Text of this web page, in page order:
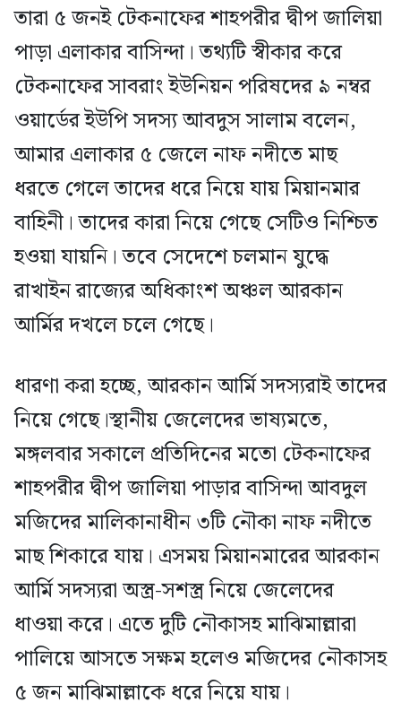
তারা ৫ জনই টেকনাফের শাহপরীর দ্বীপ জালিয়া
পাড়া এলাকার বাসিন্দা। তথ্যটি স্বীকার করে
টেকনাফের সাবরাং ইউনিয়ন পরিষদের ৯ নম্বর
ওয়ার্ডের ইউপি সদস্য আবদুস সালাম বলেন,
আমার এলাকার ৫ জেলে নাফ নদীতে মাছ
ধরতে গেলে তাদের ধরে নিয়ে যায় মিয়ানমার
বাহিনী। তাদের কারা নিয়ে গেছে সেটিও নিশ্চিত
হওয়া যায়নি। তবে সেদেশে চলমান যুদ্ধে
রাখাইন রাজ্যের অধিকাংশ অঞ্চল আরকান
আর্মির দখলে চলে গেছে।
ধারণা করা হচ্ছে, আরকান আর্মি সদস্যরাই তাদের
নিয়ে গেছে।স্থানীয় জেলেদের ভাষ্যমতে,
মঙ্গলবার সকালে প্রতিদিনের মতো টেকনাফের
শাহপরীর দ্বীপ জালিয়া পাড়ার বাসিন্দা আবদুল
মজিদের মালিকানাধীন ৩টি নৌকা নাফ নদীতে
মাছ শিকারে যায়। এসময় মিয়ানমারের আরকান
আর্মি সদস্যরা অস্ত্র-সশস্ত্র নিয়ে জেলেদের
ধাওয়া করে। এতে দুটি নৌকাসহ মাঝিমাল্লারা
পালিয়ে আসতে সক্ষম হলেও মজিদের নৌকাসহ
৫ জন মাঝিমাল্লাকে ধরে নিয়ে যায়।